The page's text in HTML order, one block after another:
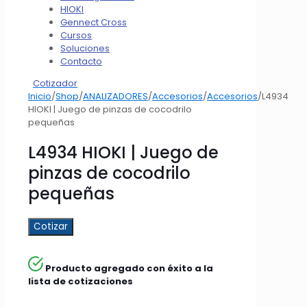
HIOKI
Gennect Cross
Cursos
Soluciones
Contacto
Cotizador
Inicio/Shop/ANALIZADORES/Accesorios/Accesorios/L4934
HIOKI | Juego de pinzas de cocodrilo
pequeñas
L4934 HIOKI | Juego de
pinzas de cocodrilo
pequeñas
Cotizar
Producto agregado con éxito a la
lista de cotizaciones